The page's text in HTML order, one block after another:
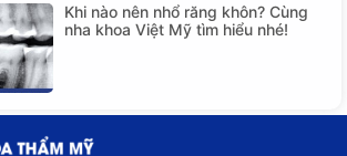
Khi nào nên nhổ răng khôn? Cùng
nha khoa Việt Mỹ tìm hiểu nhé!